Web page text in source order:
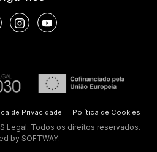
de Privacidade Política de Cookies
Legal. Todos os direitos reservados.
by SOFTWAY.